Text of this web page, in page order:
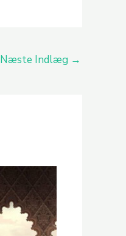
Næste Indlæg →